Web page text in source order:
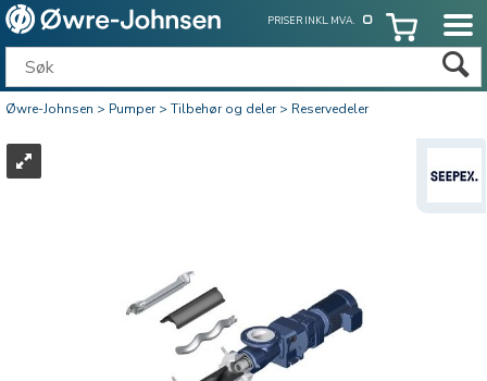
PRISER INKL. MVA.
Øwre-Johnsen>Pumper>Tilbehør og deler>Reservedeler